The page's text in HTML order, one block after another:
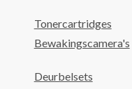
Tonercartridges
Bewakingscamera's
Deurbelsets